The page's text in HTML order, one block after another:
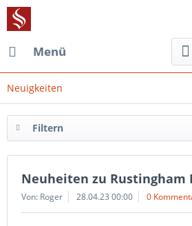
Menü
Neuigkeiten
Filtern
Neuheiten zu Rustingham
Von: Roger 28.04.23 00:00 0